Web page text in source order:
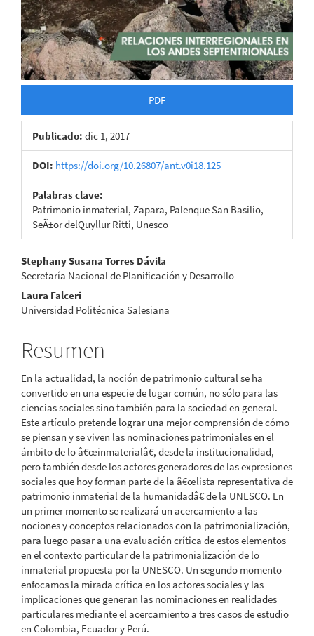
PDF
Publicado: dic 1, 2017
DOI: https://doi.org/10.26807/ant.v0i18.125
Palabras clave:
Patrimonio inmaterial, Zapara, Palenque San Basilio,
SeÃ±or delQuyllur Ritti, Unesco
Contenido
principal
del
artículo
Stephany Susana Torres Dávila
Secretaría Nacional de Planificación y Desarrollo
Laura Falceri
Universidad Politécnica Salesiana
Resumen
En la actualidad, la noción de patrimonio cultural se ha
convertido en una especie de lugar común, no sólo para las
ciencias sociales sino también para la sociedad en general.
Este artículo pretende lograr una mejor comprensión de cómo
se piensan y se viven las nominaciones patrimoniales en el
ámbito de lo â€œinmaterialâ€, desde la institucionalidad,
pero también desde los actores generadores de las expresiones
sociales que hoy forman parte de la â€œlista representativa de
patrimonio inmaterial de la humanidadâ€ de la UNESCO. En
un primer momento se realizará un acercamiento a las
nociones y conceptos relacionados con la patrimonialización,
para luego pasar a una evaluación crítica de estos elementos
en el contexto particular de la patrimonialización de lo
inmaterial propuesta por la UNESCO. Un segundo momento
enfocamos la mirada crítica en los actores sociales y las
implicaciones que generan las nominaciones en realidades
particulares mediante el acercamiento a tres casos de estudio
en Colombia, Ecuador y Perú.